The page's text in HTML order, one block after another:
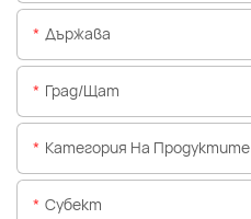
Държава
Град/щат
Категория На Продуктите
Субект